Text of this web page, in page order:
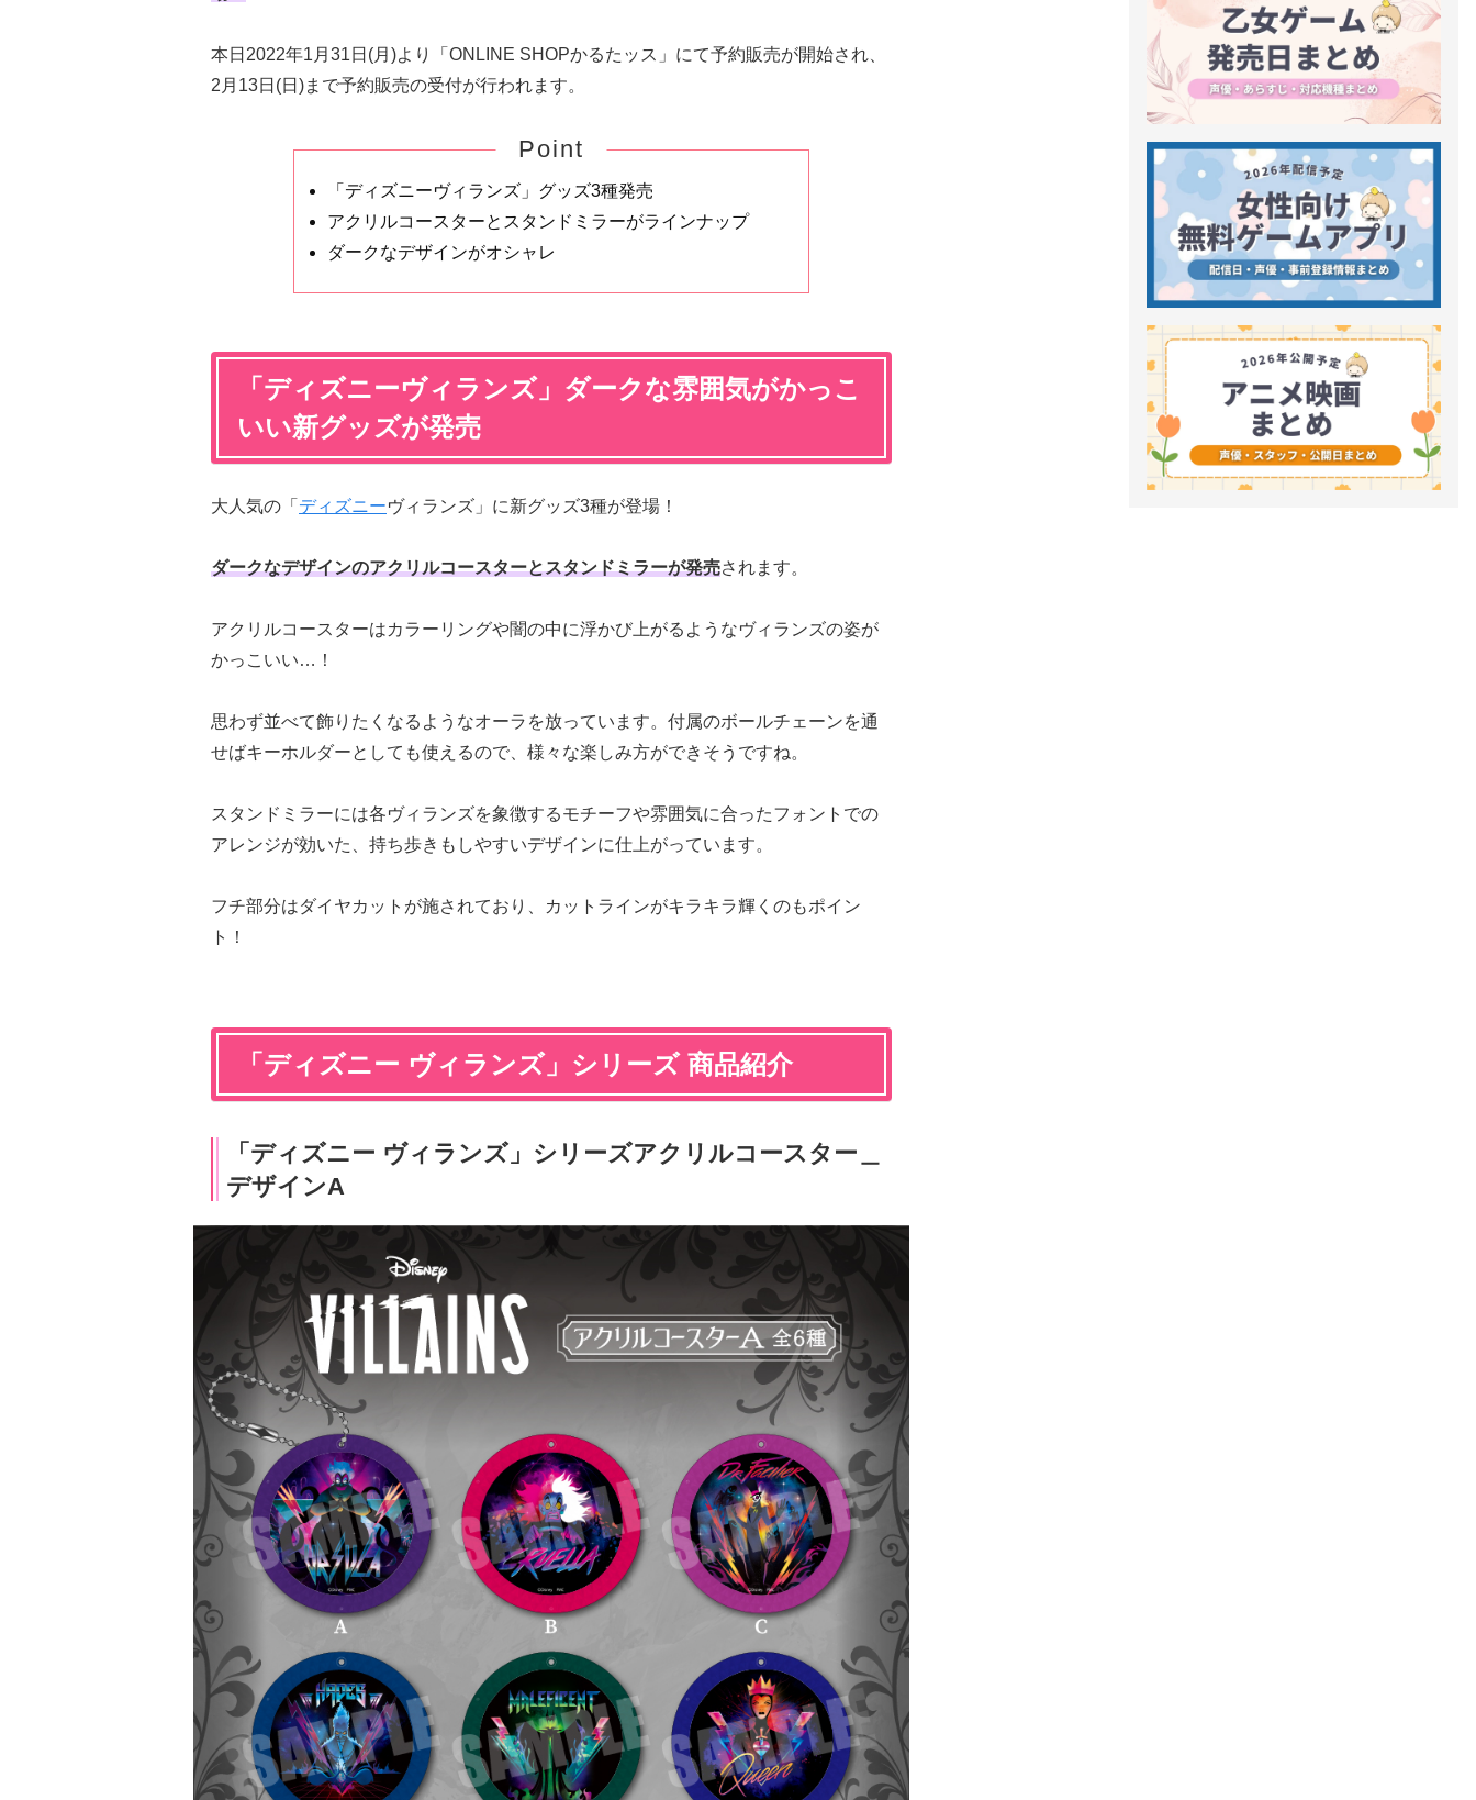
本日2022年1月31日(月)より「ONLINE SHOPかるたッス」にて予約販売が開始され、
2月13日(日)まで予約販売の受付が行われます。
Point
「ディズニーヴィランズ」グッズ3種発売
アクリルコースターとスタンドミラーがラインナップ
ダークなデザインがオシャレ
「ディズニーヴィランズ」ダークな雰囲気がかっこ
いい新グッズが発売
大人気の「 ディズニーヴィランズ」に新グッズ3種が登場！
ダークなデザインのアクリルコースターとスタンドミラーが発売されます。
アクリルコースターはカラーリングや闇の中に浮かび上がるようなヴィランズの姿が
かっこいい…！
思わず並べて飾りたくなるようなオーラを放っています。付属のボールチェーンを通
せばキーホルダーとしても使えるので、様々な楽しみ方ができそうですね。
スタンドミラーには各ヴィランズを象徴するモチーフや雰囲気に合ったフォントでの
アレンジが効いた、持ち歩きもしやすいデザインに仕上がっています。
フチ部分はダイヤカットが施されており、カットラインがキラキラ輝くのもポイン
ト！
「ディズニー ヴィランズ」シリーズ 商品紹介
「ディズニー ヴィランズ」シリーズアクリルコースター＿
デザインA